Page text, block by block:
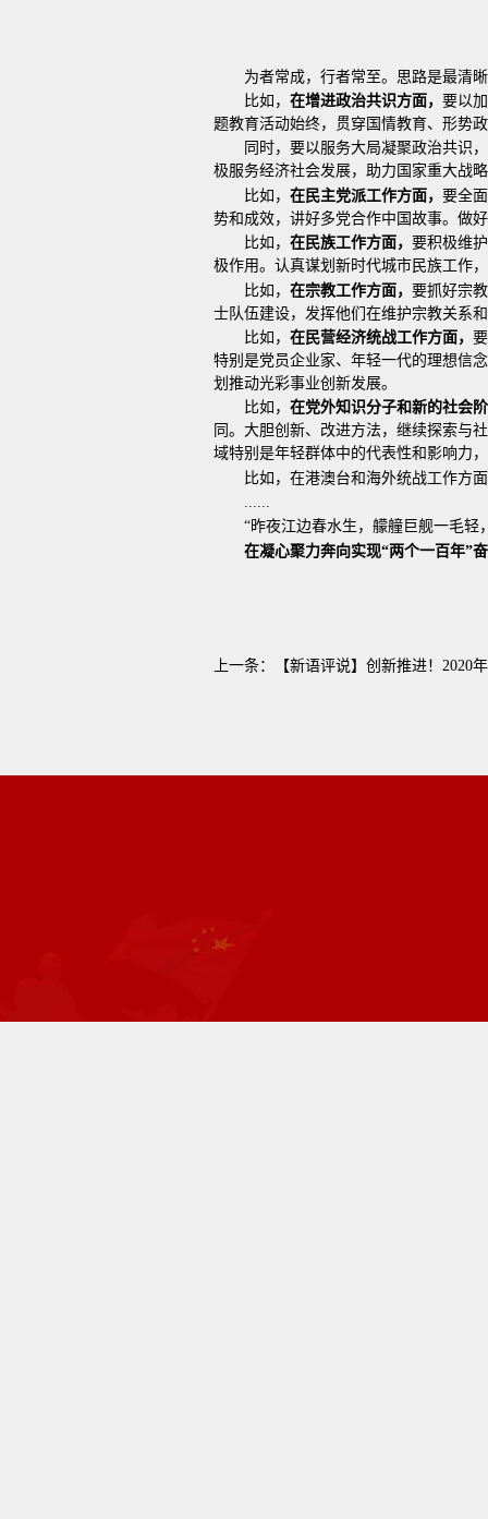
为者常成，行者常至。思路是最清
比如， 在增进政治共识方面， 要以
题教育活动始终，贯穿国情教育、形势
同时，要以服务大局凝聚政治共识
极服务经济社会发展，助力国家重大战
比如， 在民主党派工作方面， 要全
势和成效，讲好多党合作中国故事。做
比如， 在民族工作方面， 要积极维
极作用。认真谋划新时代城市民族工作
比如， 在宗教工作方面， 要抓好宗
士队伍建设，发挥他们在维护宗教关系
比如， 在民营经济统战工作方面，
特别是党员企业家、年轻一代的理想信
划推动光彩事业创新发展。
比如， 在党外知识分子和新的社会
同。大胆创新、改进方法，继续探索与
域特别是年轻群体中的代表性和影响力
比如，在港澳台和海外统战工作方
......
“昨夜江边春水生，艨艟巨舰一毛轻
在凝心聚力奔向实现“两个一百年”
上一条： 【新语评说】创新推进！2020